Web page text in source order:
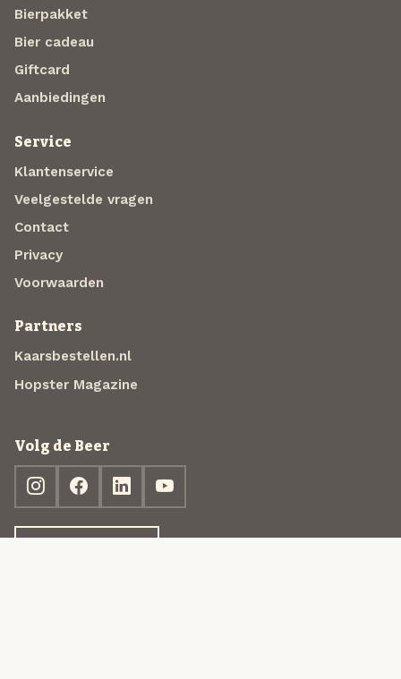
Bierpakket
Bier cadeau
Giftcard
Aanbiedingen
Service
Klantenservice
Veelgestelde vragen
Contact
Privacy
Voorwaarden
Partners
Kaarsbestellen.nl
Hopster Magazine
Volg de Beer